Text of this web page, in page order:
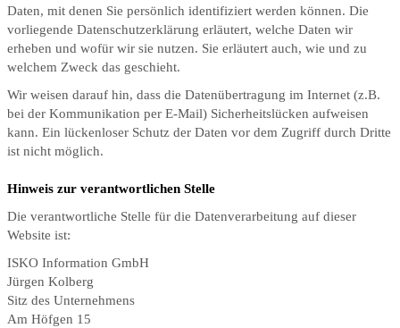
Daten, mit denen Sie persönlich identifiziert werden können. Die
vorliegende Datenschutzerklärung erläutert, welche Daten wir
erheben und wofür wir sie nutzen. Sie erläutert auch, wie und zu
welchem Zweck das geschieht.
Wir weisen darauf hin, dass die Datenübertragung im Internet (z.B.
bei der Kommunikation per E-Mail) Sicherheitslücken aufweisen
kann. Ein lückenloser Schutz der Daten vor dem Zugriff durch Dritte
ist nicht möglich.
Hinweis zur verantwortlichen Stelle
Die verantwortliche Stelle für die Datenverarbeitung auf dieser
Website ist:
ISKO Information GmbH
Jürgen Kolberg
Sitz des Unternehmens
Am Höfgen 15